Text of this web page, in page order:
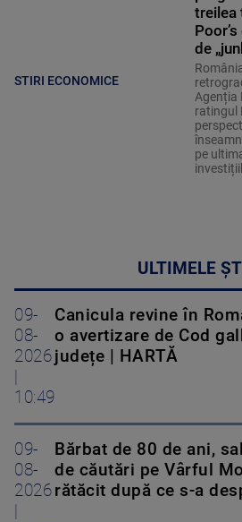
STIRI ECONOMICE
treilea
de
Agenția
ratingul
pe
ULTIMELE
09-
08-
2026
10:49
Canicula revine în
o avertizare de Cod
județe | HARTĂ
09-
08-
2026
Bărbat de 80 de ani,
de căutări pe Vârful
rătăcit după ce s-a